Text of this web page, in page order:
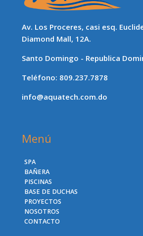
Av. Los Proceres, casi esq.
Diamond Mall, 12A.
Santo Domingo - Republica
Teléfono: 809.237.7878
info@aquatech.com.do
Menú
SPA
BAÑERA
PISCINAS
BASE DE DUCHAS
PROYECTOS
NOSOTROS
CONTACTO